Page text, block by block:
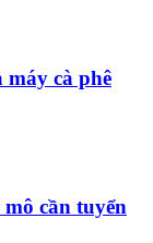
cà phê
cần tuyển